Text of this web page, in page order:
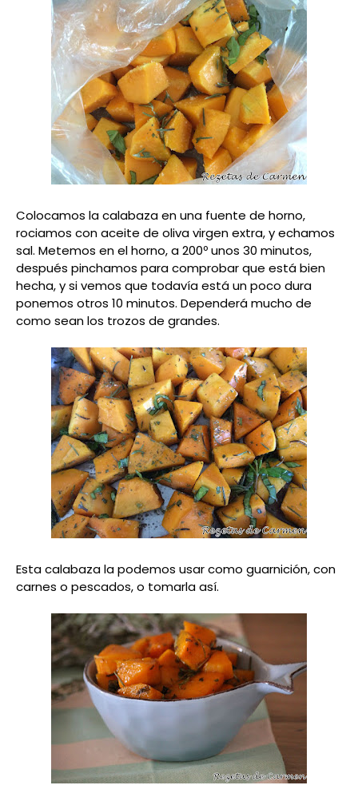
Colocamos la calabaza en una fuente de horno,
rociamos con aceite de oliva virgen extra, y echamos
sal. Metemos en el horno, a 200º unos 30 minutos,
después pinchamos para comprobar que está bien
hecha, y si vemos que todavía está un poco dura
ponemos otros 10 minutos. Dependerá mucho de
como sean los trozos de grandes.
Esta calabaza la podemos usar como guarnición, con
carnes o pescados, o tomarla así.